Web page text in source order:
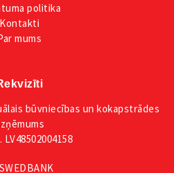
politika
Kontakti
mums
būvniecības un kokapstrādes
LV48502004158